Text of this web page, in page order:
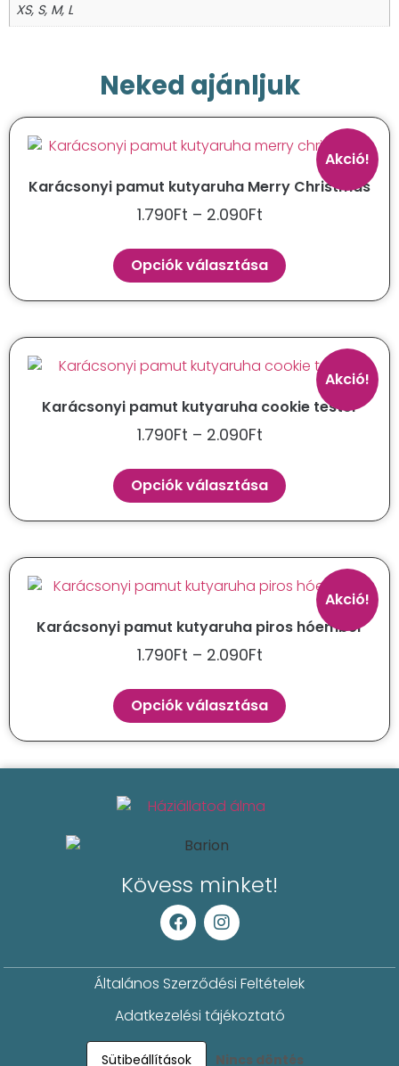
XS, S, M, L
Neked ajánljuk
Akció!
Karácsonyi pamut kutyaruha Merry Christmas
1.790Ft – 2.090Ft
Opciók választása
Akció!
Karácsonyi pamut kutyaruha cookie tester
1.790Ft – 2.090Ft
Opciók választása
Akció!
Karácsonyi pamut kutyaruha piros hóember
1.790Ft – 2.090Ft
Opciók választása
Kövess minket!
Általános Szerződési Feltételek
Adatkezelési tájékoztató
Sütibeállítások Nincs döntés